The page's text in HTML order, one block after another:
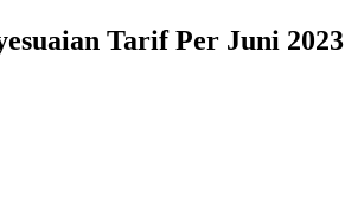
Tarif Per Juni 2023